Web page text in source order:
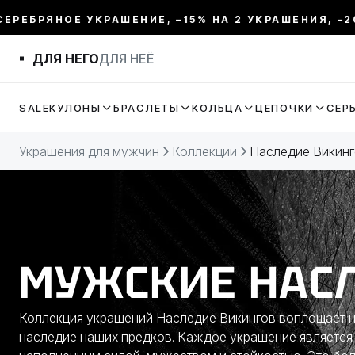
УКРАШЕНИЕ, –15% НА 2 УКРАШЕНИЯ, –20%
ДЛЯ НЕГОДЛЯ НЕЁ
SALEКУЛОНЫ БРАСЛЕТЫ КОЛЬЦА ЦЕПОЧКИ
Украшения для мужчин Коллекции Наследие
МУЖСКИЕ
Коллекция украшений Наследие Викингов воплощает
наследие наших предков. Каждое украшение
ФИЛЬТР
РАЗМЕР
ДЛИНА